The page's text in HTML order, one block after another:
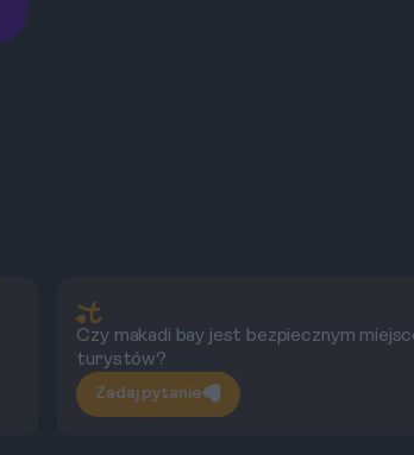
Czy makadi bay jest bezpiecznym
turystów?
Zadaj pytanie